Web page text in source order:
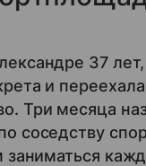
37
и
Три месяца
соседству
заниматься